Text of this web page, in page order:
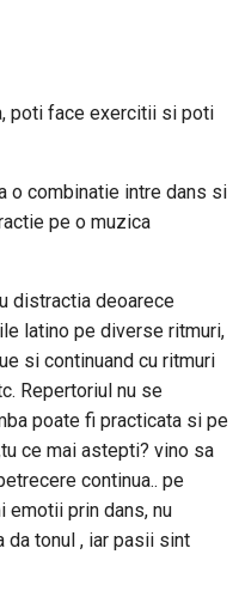
poti face exercitii si poti
o combinatie intre dans si
pe o muzica
distractia deoarece
latino pe diverse ritmuri,
si continuand cu ritmuri
Repertoriul nu se
poate fi practicata si pe
ce mai astepti? vino sa
continua.. pe
emotii prin dans, nu
da tonul , iar pasii sint